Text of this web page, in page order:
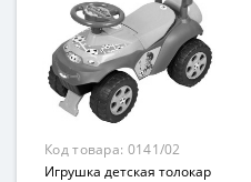
Возраст
От 3-х лет
Материал
Пластик
Код товара: 0141/02
Игрушка детская толокар